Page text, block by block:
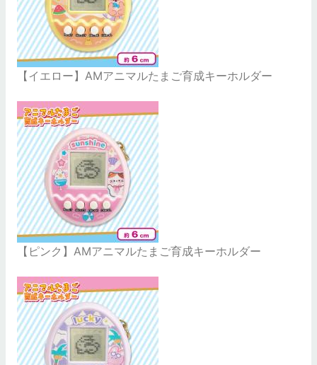
【イエロー】AMアニマルたまご育成キーホルダー
【ピンク】AMアニマルたまご育成キーホルダー